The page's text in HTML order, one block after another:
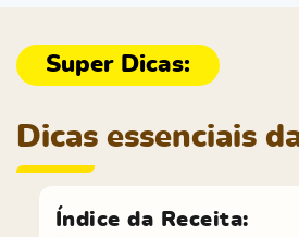
Dicas essenciais
Índice da Receita: